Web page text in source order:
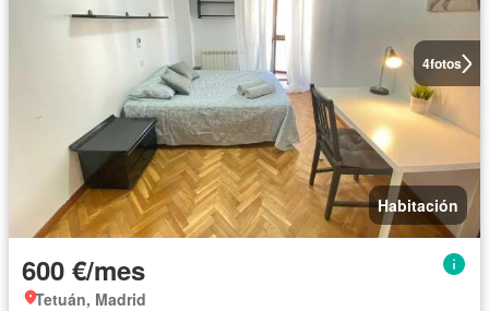
4fotos
Habitación
600 €/mes
Tetuán, Madrid